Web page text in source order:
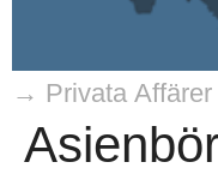
→ Privata Affärer